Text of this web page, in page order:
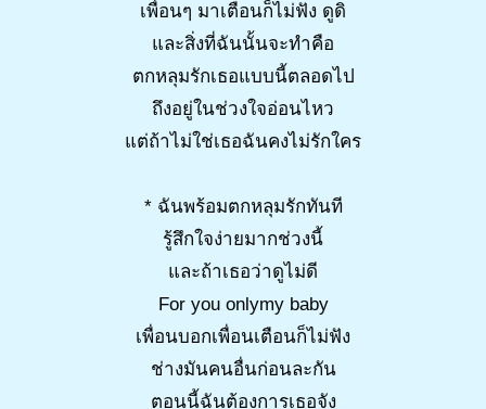
เพื่อนๆ มาเตือนก็ไม่ฟัง ดูดิ
และสิ่งที่ฉันนั้นจะทำคือ
ตกหลุมรักเธอแบบนี้ตลอดไป
ถึงอยู่ในช่วงใจอ่อนไหว
แต่ถ้าไม่ใช่เธอฉันคงไม่รักใคร
* ฉันพร้อมตกหลุมรักทันที
รู้สึกใจง่ายมากช่วงนี้
และถ้าเธอว่าดูไม่ดี
For you onlymy baby
เพื่อนบอกเพื่อนเตือนก็ไม่ฟัง
ช่างมันคนอื่นก่อนละกัน
ตอนนี้ฉันต้องการเธอจัง